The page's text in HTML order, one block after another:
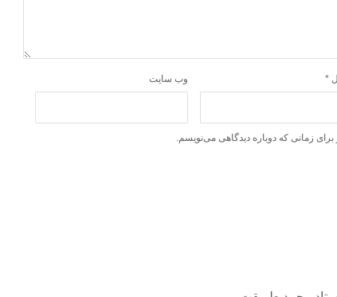
* وب‌ سایت
زمانی که دوباره دیدگاهی می‌نویسم.